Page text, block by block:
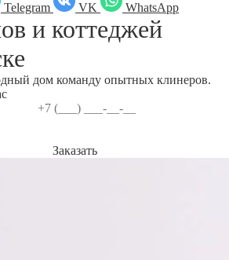
Telegram VK WhatsApp
и коттеджей
дом команду опытных клинеров.
Заказать